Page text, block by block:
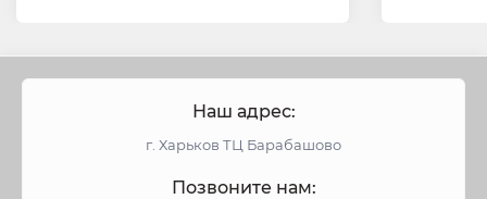
Наш адрес:
г. Харьков ТЦ Барабашово
Позвоните нам: